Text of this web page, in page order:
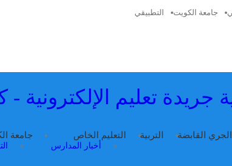
جامعة الكويت التطبيقي
جريدة تعليم الإلكترونية -
القابضة التربية التعليم الخاص
أخبار المدارس
جامعة